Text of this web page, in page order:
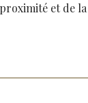
et de la